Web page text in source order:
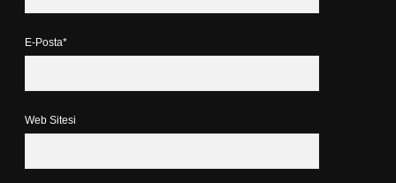
E-Posta*
Web Sitesi